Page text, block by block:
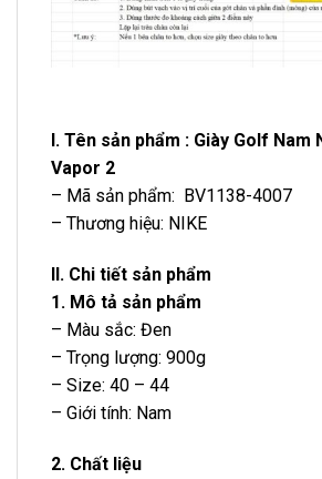
I. Tên sản phẩm : Giày Golf Nam
Vapor 2
– Mã sản phẩm: BV1138-4007
– Thương hiệu: NIKE
II. Chi tiết sản phẩm
1. Mô tả sản phẩm
– Màu sắc: Đen
– Trọng lượng: 900g
– Size: 40 – 44
– Giới tính: Nam
2. Chất liệu